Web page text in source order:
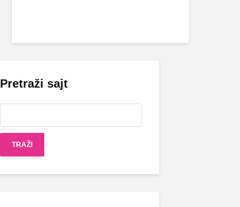
Pretraži sajt